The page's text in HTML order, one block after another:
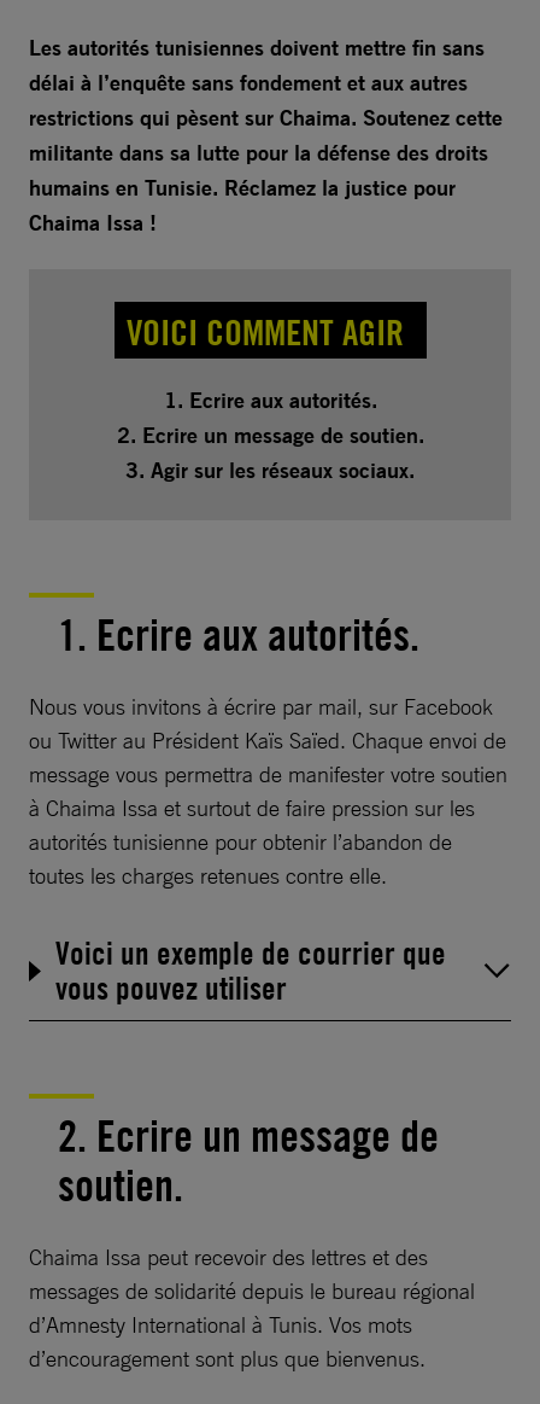
Les autorités tunisiennes doivent mettre fin sans
délai à l’enquête sans fondement et aux autres
restrictions qui pèsent sur Chaima. Soutenez cette
militante dans sa lutte pour la défense des droits
humains en Tunisie. Réclamez la justice pour
Chaima Issa !
VOICI COMMENT AGIR
1. Ecrire aux autorités.
2. Ecrire un message de soutien.
3. Agir sur les réseaux sociaux.
1. Ecrire aux autorités.
Nous vous invitons à écrire par mail, sur Facebook
ou Twitter au Président Kaïs Saïed. Chaque envoi de
message vous permettra de manifester votre soutien
à Chaima Issa et surtout de faire pression sur les
autorités tunisienne pour obtenir l’abandon de
toutes les charges retenues contre elle.
Voici un exemple de courrier que
vous pouvez utiliser
2. Ecrire un message de
soutien.
Chaima Issa peut recevoir des lettres et des
messages de solidarité depuis le bureau régional
d’Amnesty International à Tunis. Vos mots
d’encouragement sont plus que bienvenus.